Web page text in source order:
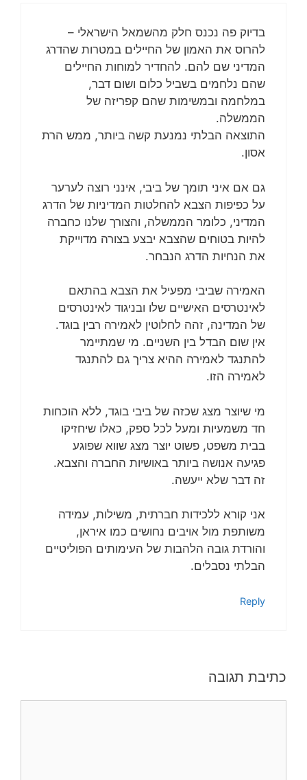
בדיוק פה נכנס חלק מהשמאל הישראלי –
להרוס את האמון של החיילים במטרות שהדרג
המדיני שם להם. להחדיר למוחות החיילים
שהם נלחמים בשביל כלום ושום דבר,
במלחמה ובמשימות שהם קפריזה של
הממשלה.
התוצאה הבלתי נמנעת קשה ביותר, ממש הרת
אסון.
גם אם איני תומך של ביבי, אינני רוצה לערער
על כפיפות הצבא להחלטות המדיניות של הדרג
המדיני, כלומר הממשלה, והצורך שלנו כחברה
להיות בטוחים שהצבא יבצע בצורה מדוייקת
את הנחיות הדרג הנבחר.
האמירה שביבי מפעיל את הצבא בהתאם
לאינטרסים האישיים שלו ובניגוד לאינטרסים
של המדינה, זהה לחלוטין לאמירה רבין בוגד.
אין שום הבדל בין השניים. מי שמתיימר
להתנגד לאמירה ההיא צריך גם להתנגד
לאמירה הזו.
מי שיוצר מצג שכזה של ביבי בוגד, ללא הוכחות
חד משמעיות ומעל לכל ספק, כאלו שיחזיקו
בבית משפט, פשוט יוצר מצג שווא שפוגע
פגיעה אנושה ביותר באושיות החברה והצבא.
זה דבר שלא ייעשה.
אני קורא ללכידות חברתית, משילות, עמידה
משותפת מול אויבים נחושים כמו איראן,
והורדת גובה הלהבות של העימותים הפוליטיים
הבלתי נסבלים.
Reply
כתיבת תגובה